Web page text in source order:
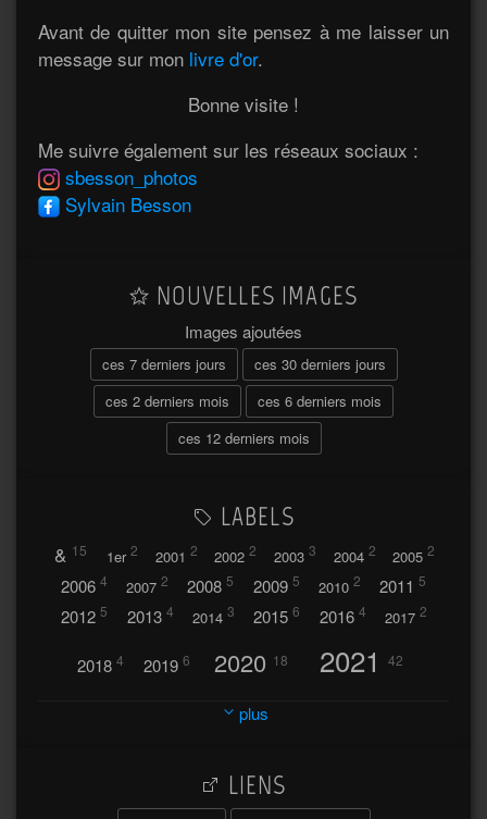
Avant de quitter mon site pensez à me laisser un
message sur mon livre d'or.
Bonne visite !
Me suivre également sur les réseaux sociaux :
sbesson_photos
Sylvain Besson
NOUVELLES IMAGES
Images ajoutées
ces 7 derniers jours
ces 30 derniers jours
ces 2 derniers mois
ces 6 derniers mois
ces 12 derniers mois
LABELS
& 15 1er 2 2001 2 2002 2 2003 3 2004 2 2005 2
2006 4 2007 2 2008 5 2009 5 2010 2 2011 5
2012 5 2013 4 2014 3 2015 6 2016 4 2017 2
2018 4 2019 6 2020 18 2021 42
2023 32
2026
17 3
plus
LIENS